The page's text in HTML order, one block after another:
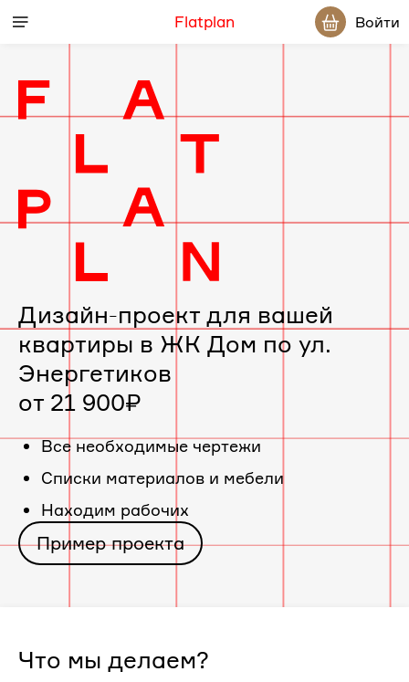
Flatplan Войти
Дизайн-
проект
интерьера
для
вашей
квартиры
в
«ЖК
Дом
по
ул.
Энергетиков»
Дизайн-проект для вашей
квартиры в ЖК Дом по ул.
Энергетиков
от 21 900₽
Все необходимые чертежи
Cписки материалов и мебели
Находим рабочих
Пример проекта
Что мы делаем?